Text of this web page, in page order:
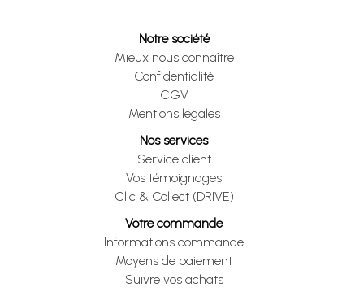
Notre société
Mieux nous connaître
Confidentialité
CGV
Mentions légales
Nos services
Service client
Vos témoignages
Clic & Collect (DRIVE)
Votre commande
Informations commande
Moyens de paiement
Suivre vos achats